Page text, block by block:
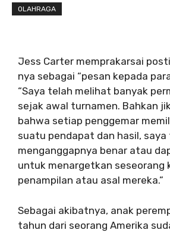
OLAHRAGA
Jess Carter memprakarsai
nya sebagai “pesan kepada
“Saya telah melihat banyak
sejak awal turnamen. Bahkan
bahwa setiap penggemar
suatu pendapat dan hasil, saya
menganggapnya benar atau
untuk menargetkan seseorang
penampilan atau asal mereka.”
Sebagai akibatnya, anak
tahun dari seorang Amerika